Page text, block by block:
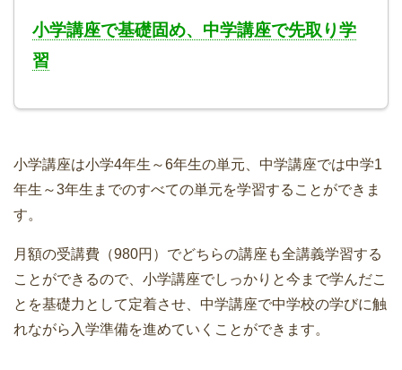
小学講座で基礎固め、中学講座で先取り学
習
小学講座は小学4年生～6年生の単元、中学講座では中学1
年生～3年生までのすべての単元を学習することができま
す。
月額の受講費（980円）でどちらの講座も全講義学習する
ことができるので、小学講座でしっかりと今まで学んだこ
とを基礎力として定着させ、中学講座で中学校の学びに触
れながら入学準備を進めていくことができます。